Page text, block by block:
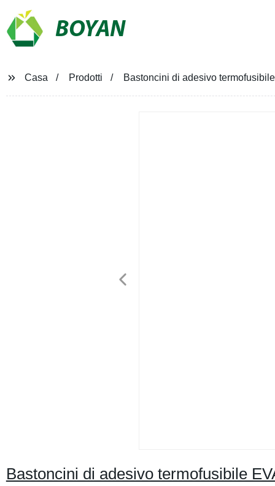
BOYAN
Casa Prodotti Bastoncini di adesivo
Bastoncini di adesivo termofusibile